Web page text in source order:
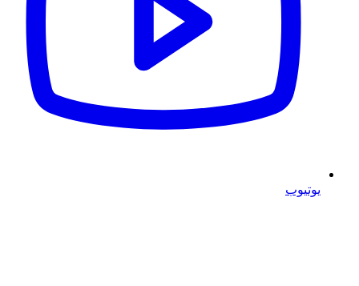
يوتيوب